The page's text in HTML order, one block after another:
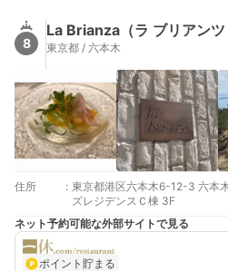
8
La Brianza（ラ ブリアンツ
東京都 / 六本木
住所 : 東京都港区六本木6-12-3 六本
ズレジデンスＣ棟 3F
ネット予約可能な外部サイトで見る
ポイント貯まる